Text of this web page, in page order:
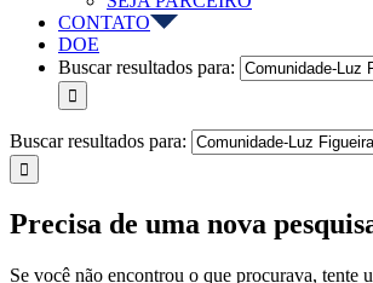
CONTATO
DOE
Buscar resultados para:
Buscar resultados para:
Precisa de uma nova
Se você não encontrou o que procurava, tente